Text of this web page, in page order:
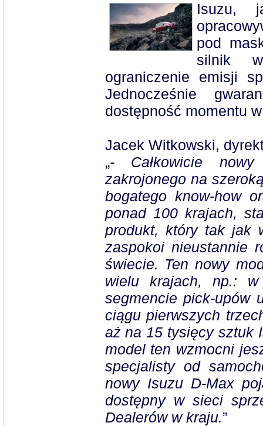
Isuzu,
pod
silnik
ograniczenie emisji
Jednocześnie
dostępność momentu
Jacek Witkowski,
„- Całkowicie
zakrojonego na
bogatego know-how
ponad 100 krajach,
produkt, który tak jak
zaspokoi nieustannie
świecie. Ten nowy
wielu krajach, np.:
segmencie pick-upów
ciągu pierwszych
aż na 15 tysięcy sztuk
model ten wzmocni
specjalisty od
nowy Isuzu D-Max
dostępny w sieci
Dealerów w kraju.”